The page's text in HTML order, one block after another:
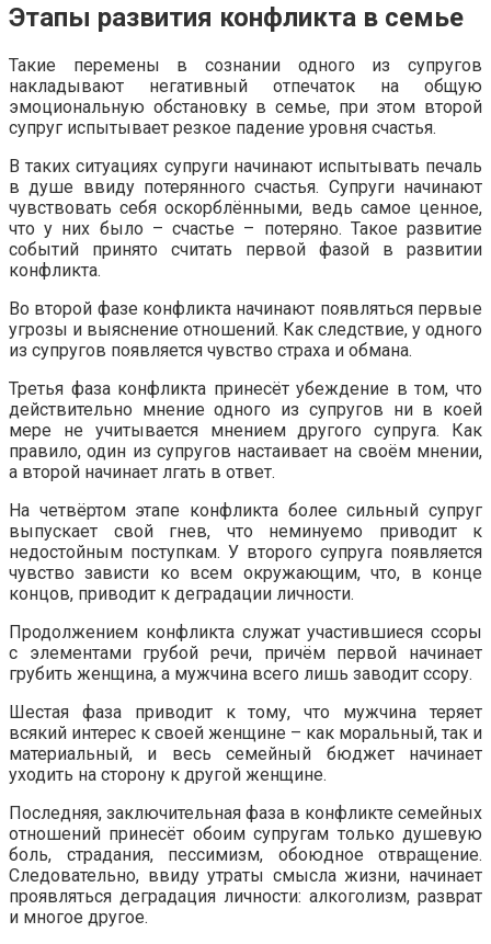
Этапы развития конфликта в семье
Такие перемены в сознании одного из супругов
накладывают негативный отпечаток на общую
эмоциональную обстановку в семье, при этом второй
супруг испытывает резкое падение уровня счастья.
В таких ситуациях супруги начинают испытывать печаль
в душе ввиду потерянного счастья. Супруги начинают
чувствовать себя оскорблёнными, ведь самое ценное,
что у них было – счастье – потеряно. Такое развитие
событий принято считать первой фазой в развитии
конфликта.
Во второй фазе конфликта начинают появляться первые
угрозы и выяснение отношений. Как следствие, у одного
из супругов появляется чувство страха и обмана.
Третья фаза конфликта принесёт убеждение в том, что
действительно мнение одного из супругов ни в коей
мере не учитывается мнением другого супруга. Как
правило, один из супругов настаивает на своём мнении,
а второй начинает лгать в ответ.
На четвёртом этапе конфликта более сильный супруг
выпускает свой гнев, что неминуемо приводит к
недостойным поступкам. У второго супруга появляется
чувство зависти ко всем окружающим, что, в конце
концов, приводит к деградации личности.
Продолжением конфликта служат участившиеся ссоры
с элементами грубой речи, причём первой начинает
грубить женщина, а мужчина всего лишь заводит ссору.
Шестая фаза приводит к тому, что мужчина теряет
всякий интерес к своей женщине – как моральный, так и
материальный, и весь семейный бюджет начинает
уходить на сторону к другой женщине.
Последняя, заключительная фаза в конфликте семейных
отношений принесёт обоим супругам только душевую
боль, страдания, пессимизм, обоюдное отвращение.
Следовательно, ввиду утраты смысла жизни, начинает
проявляться деградация личности: алкоголизм, разврат
и многое другое.